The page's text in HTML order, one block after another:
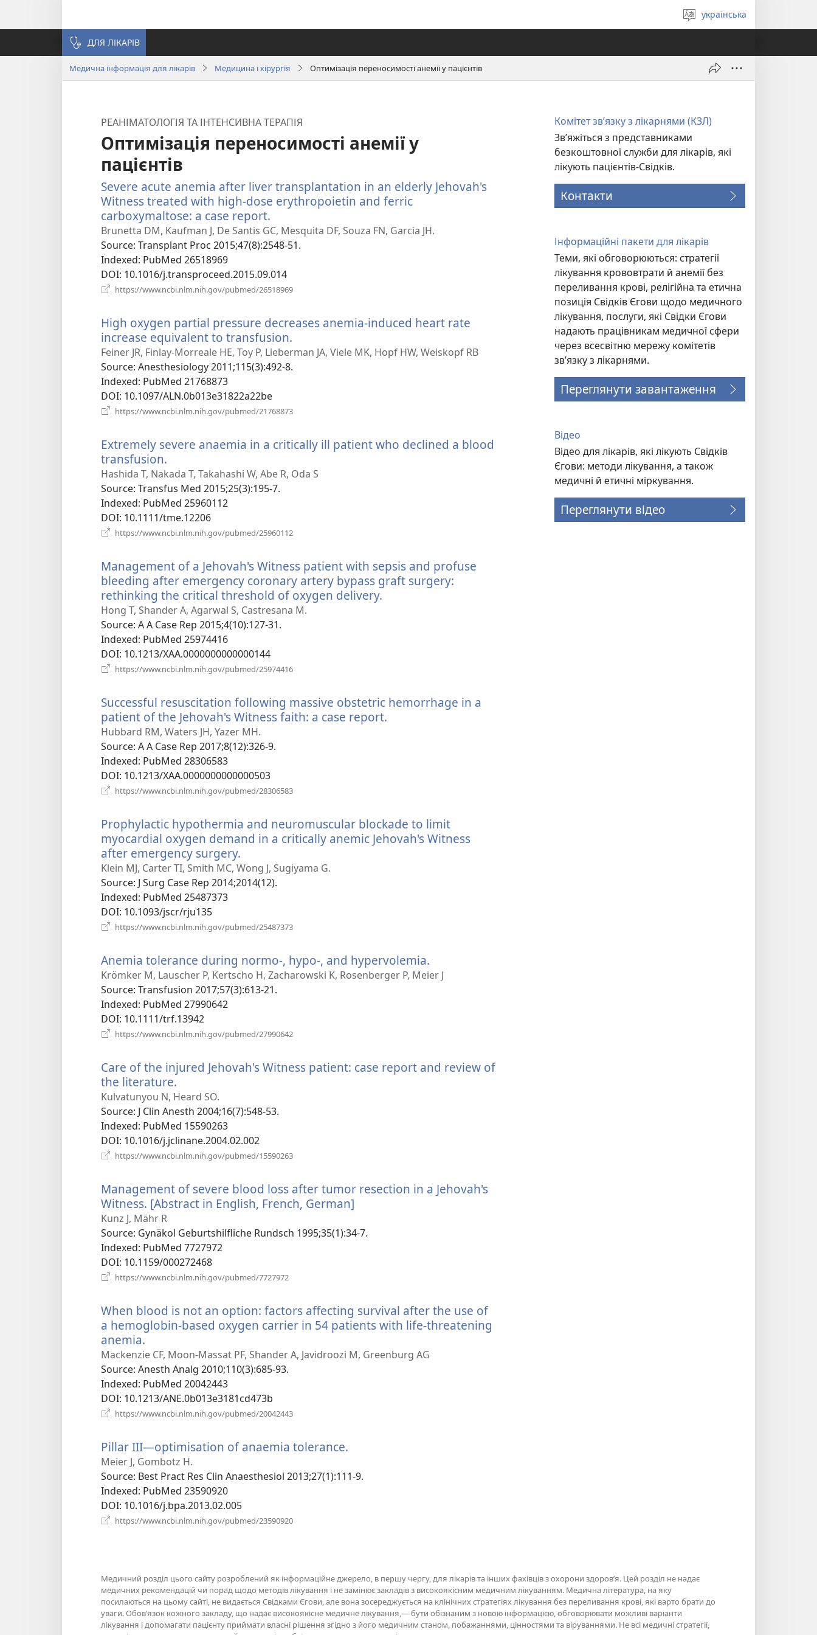
Вибрати
мову
українська
ДЛЯ ЛІКАРІВ
Медична інформація для лікарів Медицина і хірургія Оптимізація переносимості анемії у пацієнтів
РЕАНІМАТОЛОГІЯ ТА ІНТЕНСИВНА ТЕРАПІЯ
Оптимізація переносимості анемії у
пацієнтів
Severe acute anemia after liver transplantation in an elderly Jehovah's
Witness treated with high-dose erythropoietin and ferric
carboxymaltose: a case report.
у
новому
Brunetta DM, Kaufman J, De Santis GC, Mesquita DF, Souza FN, Garcia JH.
Source‎: Transplant Proc 2015;47(8):2548-51.
Indexed‎: PubMed 26518969
DOI‎: 10.1016/j.transproceed.2015.09.014
https://www.ncbi.nlm.nih.gov/pubmed/26518969
вікні)
High oxygen partial pressure decreases anemia-induced heart rate
increase equivalent to transfusion.
у
Feiner JR, Finlay-Morreale HE, Toy P, Lieberman JA, Viele MK, Hopf HW, Weiskopf RB
Source‎: Anesthesiology 2011;115(3):492-8.
Indexed‎: PubMed 21768873
DOI‎: 10.1097/ALN.0b013e31822a22be
https://www.ncbi.nlm.nih.gov/pubmed/21768873
вікні)
Extremely severe anaemia in a critically ill patient who declined a blood
transfusion.
у
новому
вікні)
Hashida T, Nakada T, Takahashi W, Abe R, Oda S
Source‎: Transfus Med 2015;25(3):195-7.
Indexed‎: PubMed 25960112
DOI‎: 10.1111/tme.12206
https://www.ncbi.nlm.nih.gov/pubmed/25960112
вікні)
Management of a Jehovah's Witness patient with sepsis and profuse
bleeding after emergency coronary artery bypass graft surgery:
rethinking the critical threshold of oxygen delivery.
Hong T, Shander A, Agarwal S, Castresana M.
Source‎: A A Case Rep 2015;4(10):127-31.
Indexed‎: PubMed 25974416
DOI‎: 10.1213/XAA.0000000000000144
https://www.ncbi.nlm.nih.gov/pubmed/25974416
вікні)
Successful resuscitation following massive obstetric hemorrhage in a
patient of the Jehovah's Witness faith: a case report.
Hubbard RM, Waters JH, Yazer MH.
Source‎: A A Case Rep 2017;8(12):326-9.
Indexed‎: PubMed 28306583
DOI‎: 10.1213/XAA.0000000000000503
https://www.ncbi.nlm.nih.gov/pubmed/28306583
вікні)
Prophylactic hypothermia and neuromuscular blockade to limit
myocardial oxygen demand in a critically anemic Jehovah's Witness
after emergency surgery.
у
новому
Klein MJ, Carter TI, Smith MC, Wong J, Sugiyama G.
Source‎: J Surg Case Rep 2014;2014(12).
Indexed‎: PubMed 25487373
DOI‎: 10.1093/jscr/rju135
https://www.ncbi.nlm.nih.gov/pubmed/25487373
вікні)
Anemia tolerance during normo-, hypo-, and hypervolemia.
у
Krömker M, Lauscher P, Kertscho H, Zacharowski K, Rosenberger P, Meier J
Source‎: Transfusion 2017;57(3):613-21.
Indexed‎: PubMed 27990642
DOI‎: 10.1111/trf.13942
https://www.ncbi.nlm.nih.gov/pubmed/27990642
вікні)
Care of the injured Jehovah's Witness patient: case report and review of
the literature.
у
новому
вікні)
Kulvatunyou N, Heard SO.
Source‎: J Clin Anesth 2004;16(7):548-53.
Indexed‎: PubMed 15590263
DOI‎: 10.1016/j.jclinane.2004.02.002
https://www.ncbi.nlm.nih.gov/pubmed/15590263
вікні)
Management of severe blood loss after tumor resection in a Jehovah's
Witness. [Abstract in English, French, German]
новому
Kunz J, Mähr R
Source‎: Gynäkol Geburtshilfliche Rundsch 1995;35(1):34-7.
Indexed‎: PubMed 7727972
DOI‎: 10.1159/000272468
https://www.ncbi.nlm.nih.gov/pubmed/7727972
вікні)
When blood is not an option: factors affecting survival after the use of
a hemoglobin-based oxygen carrier in 54 patients with life-threatening
anemia.
у
новому
вікні)
Mackenzie CF, Moon-Massat PF, Shander A, Javidroozi M, Greenburg AG
Source‎: Anesth Analg 2010;110(3):685-93.
Indexed‎: PubMed 20042443
DOI‎: 10.1213/ANE.0b013e3181cd473b
https://www.ncbi.nlm.nih.gov/pubmed/20042443
вікні)
Pillar III—optimisation of anaemia tolerance.
новому
Meier J, Gombotz H.
Source‎: Best Pract Res Clin Anaesthesiol 2013;27(1):111-9.
Indexed‎: PubMed 23590920
DOI‎: 10.1016/j.bpa.2013.02.005
https://www.ncbi.nlm.nih.gov/pubmed/23590920
Комітет зв’язку з лікарнями (КЗЛ)
Зв’яжіться з представниками
безкоштовної служби для лікарів, які
лікують пацієнтів-Свідків.
Контакти
Інформаційні пакети для лікарів
Теми, які обговорюються: стратегії
лікування крововтрати й анемії без
переливання крові, релігійна та етична
позиція Свідків Єгови щодо медичного
лікування, послуги, які Свідки Єгови
надають працівникам медичної сфери
через всесвітню мережу комітетів
зв’язку з лікарнями.
Переглянути завантаження
Відео
Відео для лікарів, які лікують Свідків
Єгови: методи лікування, а також
медичні й етичні міркування.
Переглянути відео
Медичний розділ цього сайту розроблений як інформаційне джерело, в першу чергу, для лікарів та інших фахівців з охорони здоров’я. Цей розділ не надає
медичних рекомендацій чи порад щодо методів лікування і не замінює закладів з високоякісним медичним лікуванням. Медична література, на яку
посилаються на цьому сайті, не видається Свідками Єгови, але вона зосереджується на клінічних стратегіях лікування без переливання крові, які варто брати до
уваги. Обов’язок кожного закладу, що надає високоякісне медичне лікування,— бути обізнаним з новою інформацією, обговорювати можливі варіанти
лікування і допомагати пацієнту приймати власні рішення згідно з його медичним станом, побажаннями, цінностями та віруваннями. Не всі медичні стратегії,